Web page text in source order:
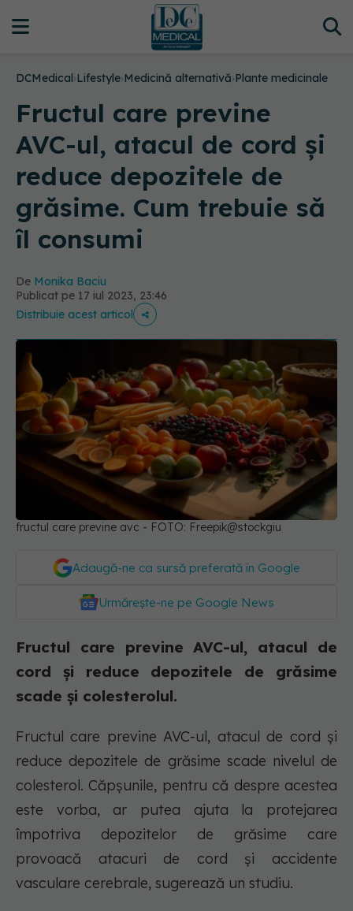
DCMedical›Lifestyle›Medicină alternativă›Plante medicinale
Fructul care previne
AVC-ul, atacul de cord și
reduce depozitele de
grăsime. Cum trebuie să
îl consumi
De Monika Baciu
Publicat pe 17 iul 2023, 23:46
Distribuie acest articol
fructul care previne avc - FOTO: Freepik@stockgiu
Adaugă-ne ca sursă preferată în Google
Urmărește-ne pe Google News
Fructul care previne AVC-ul, atacul de
cord și reduce depozitele de grăsime
scade și colesterolul.
Fructul care previne AVC-ul, atacul de cord și
reduce depozitele de grăsime scade nivelul de
colesterol. Căpșunile, pentru că despre acestea
este vorba, ar putea ajuta la protejarea
împotriva depozitelor de grăsime care
provoacă atacuri de cord și accidente
vasculare cerebrale, sugerează un studiu.